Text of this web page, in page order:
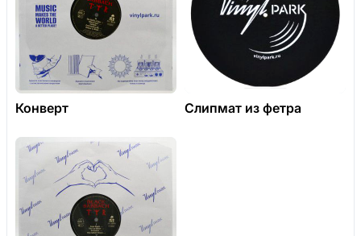
Конверт Слипмат из фетра